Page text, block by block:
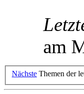
am
Nächste Themen der